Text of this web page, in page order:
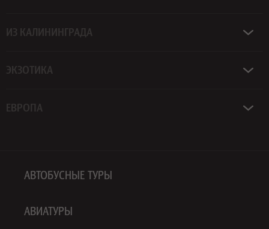
ИЗ КАЛИНИНГРАДА
ЭКЗОТИКА
ЕВРОПА
АВТОБУСНЫЕ ТУРЫ
АВИАТУРЫ